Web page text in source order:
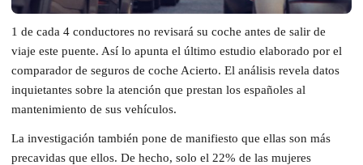
1 de cada 4 conductores no revisará su coche antes de salir de
viaje este puente. Así lo apunta el último estudio elaborado por el
comparador de seguros de coche Acierto. El análisis revela datos
inquietantes sobre la atención que prestan los españoles al
mantenimiento de sus vehículos.
La investigación también pone de manifiesto que ellas son más
precavidas que ellos. De hecho, solo el 22% de las mujeres